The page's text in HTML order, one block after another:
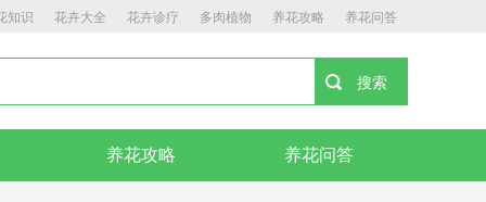
知识 花卉大全 花卉诊疗 多肉植物 养花攻略 养花问答
养花攻略 养花问答